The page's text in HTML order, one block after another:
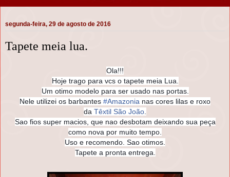
segunda-feira, 29 de agosto de 2016
Tapete meia lua.
Ola!!!
Hoje trago para vcs o tapete meia Lua.
Um otimo modelo para ser usado nas portas.
Nele utilizei os barbantes #Amazonia nas cores lilas e roxo
da Têxtil São João
Sao fios super macios, que nao desbotam deixando sua peça
como nova por muito tempo.
Uso e recomendo. Sao otimos.
Tapete a pronta entrega.